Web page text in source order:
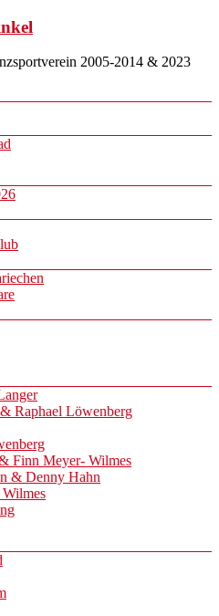
2005-2014 & 2023
Raphael Löwenberg
Finn Meyer- Wilmes
& Denny Hahn